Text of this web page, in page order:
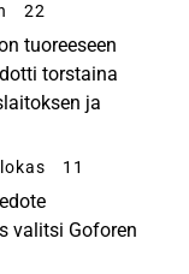
22
tuoreeseen
torstaina
ja
11
valitsi Goforen